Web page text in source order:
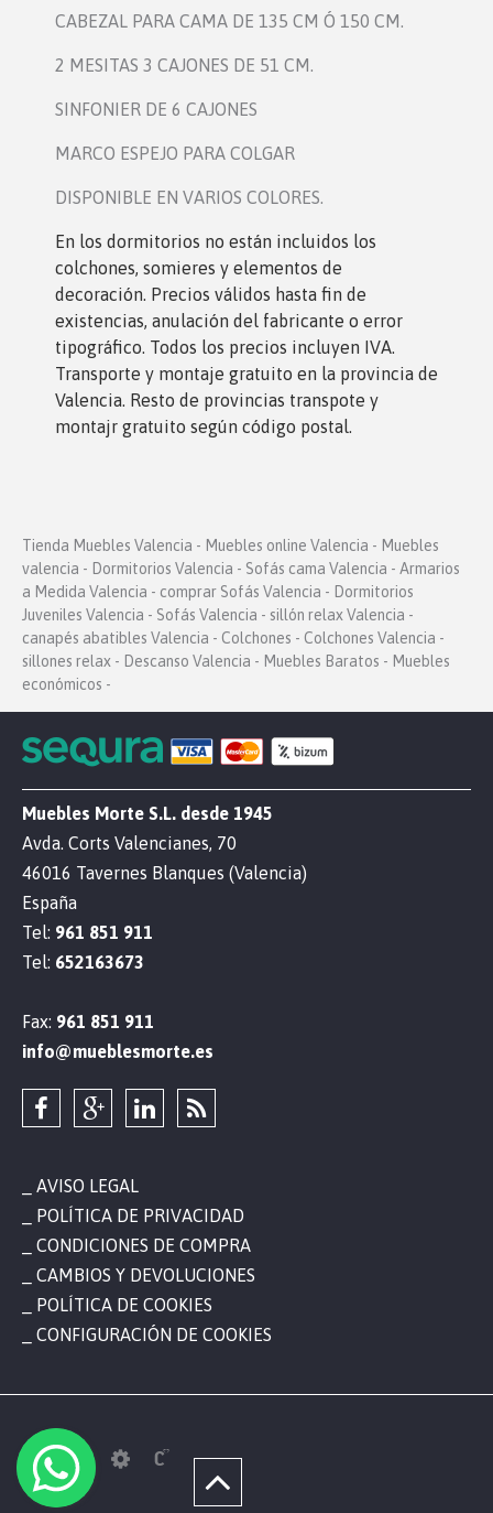
CABEZAL PARA CAMA DE 135 CM Ó 150 CM.
2 MESITAS 3 CAJONES DE 51 CM.
SINFONIER DE 6 CAJONES
MARCO ESPEJO PARA COLGAR
DISPONIBLE EN VARIOS COLORES.
En los dormitorios no están incluidos los
colchones, somieres y elementos de
decoración. Precios válidos hasta fin de
existencias, anulación del fabricante o error
tipográfico. Todos los precios incluyen IVA.
Transporte y montaje gratuito en la provincia de
Valencia. Resto de provincias transpote y
montajr gratuito según código postal.
Tienda Muebles Valencia - Muebles online Valencia - Muebles
valencia - Dormitorios Valencia - Sofás cama Valencia - Armarios
a Medida Valencia - comprar Sofás Valencia - Dormitorios
Juveniles Valencia - Sofás Valencia - sillón relax Valencia -
canapés abatibles Valencia - Colchones - Colchones Valencia -
sillones relax - Descanso Valencia - Muebles Baratos - Muebles
económicos -
Muebles Morte S.L. desde 1945
Avda. Corts Valencianes, 70
46016 Tavernes Blanques (Valencia)
España
Tel: 961 851 911
Tel: 652163673
Fax: 961 851 911
info@mueblesmorte.es
AVISO LEGAL
POLÍTICA DE PRIVACIDAD
CONDICIONES DE COMPRA
CAMBIOS Y DEVOLUCIONES
POLÍTICA DE COOKIES
CONFIGURACIÓN DE COOKIES